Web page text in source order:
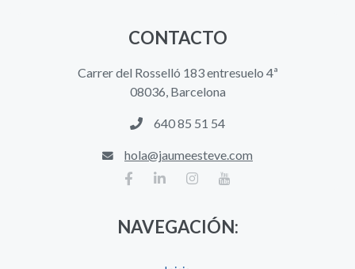
CONTACTO
Carrer del Rosselló 183 entresuelo 4ª
08036, Barcelona
640 85 51 54
hola@jaumeesteve.com
NAVEGACIÓN: